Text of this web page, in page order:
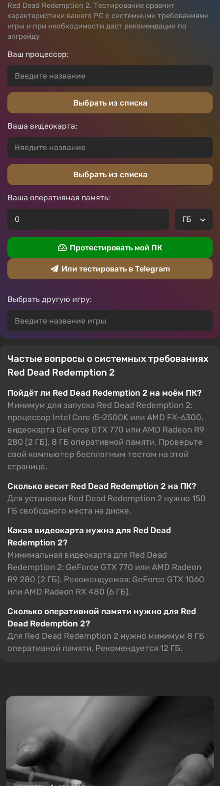
Red Dead Redemption 2. Тестирование сравнит
характеристики вашего PC с системными требованиями
игры и при необходимости даст рекомендации по
апгрейду
Ваш процессор:
Выбрать из списка
Ваша видеокарта:
Выбрать из списка
Ваша оперативная память:
Протестировать мой ПК
Или тестировать в Telegram
Выбрать другую игру:
Частые вопросы о системных требованиях
Red Dead Redemption 2
Пойдёт ли Red Dead Redemption 2 на моём ПК?
Минимум для запуска Red Dead Redemption 2:
процессор Intel Core i5-2500K или AMD FX-6300,
видеокарта GeForce GTX 770 или AMD Radeon R9
280 (2 ГБ), 8 ГБ оперативной памяти. Проверьте
свой компьютер бесплатным тестом на этой
странице.
Сколько весит Red Dead Redemption 2 на ПК?
Для установки Red Dead Redemption 2 нужно 150
ГБ свободного места на диске.
Какая видеокарта нужна для Red Dead
Redemption 2?
Минимальная видеокарта для Red Dead
Redemption 2: GeForce GTX 770 или AMD Radeon
R9 280 (2 ГБ). Рекомендуемая: GeForce GTX 1060
или AMD Radeon RX 480 (6 ГБ).
Сколько оперативной памяти нужно для Red
Dead Redemption 2?
Для Red Dead Redemption 2 нужно минимум 8 ГБ
оперативной памяти. Рекомендуется 12 ГБ.